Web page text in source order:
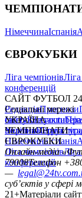
НімеччинаІспанія
ЄВРОКУБКИ
Ліга чемпіонів
конференцій
САЙТ ФУТБОЛ 24
РедакціяПрогнози
сайтуКонтакти
політика
Соціальні мережі
facebookxyoutube
УКРАЇНА
УкраїнаПерша ліга
ЧЕМПІОНАТИ
НімеччинаІспанія
ЄВРОКУБКИ
Ліга чемпіонів
конференцій
Онлайн-медіа
79008Телефон
—
суб’єктів у сфері
21+Матеріали